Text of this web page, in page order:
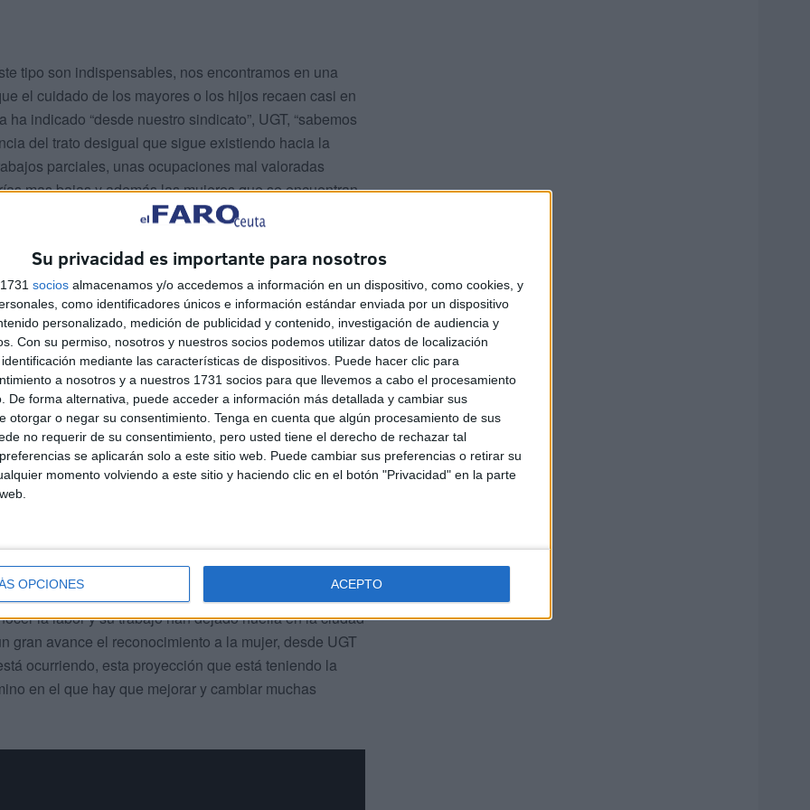
Su privacidad es importante para nosotros
socios almacenamos y/o accedemos a información en un dispositivo, como cookies, y
como identificadores únicos e información estándar enviada por un dispositivo
personalizado, medición de publicidad y contenido, investigación de audiencia y
Con su permiso, nosotros y nuestros socios podemos utilizar datos de localización
mediante las características de dispositivos. Puede hacer clic para
a nosotros y a nuestros 1731 socios para que llevemos a cabo el procesamiento
De forma alternativa, puede acceder a información más detallada y cambiar sus
otorgar o negar su consentimiento. Tenga en cuenta que algún procesamiento de sus
no requerir de su consentimiento, pero usted tiene el derecho de rechazar tal
se aplicarán solo a este sitio web. Puede cambiar sus preferencias o retirar su
momento volviendo a este sitio y haciendo clic en el botón "Privacidad" en la parte
OPCIONES ACEPTO
tipo son indispensables, nos encontramos en una
el cuidado de los mayores o los hijos recaen casi en
indicado “desde nuestro sindicato”, UGT, “sabemos
del trato desigual que sigue existiendo hacia la
parciales, unas ocupaciones mal valoradas
mas bajas y además las mujeres que se encuentran
infravalorados”.
con la profesión de enfermera especialmente
diez profesionales de nuestra ciudad, según una
también se habló en La Tertulia de Cope
que las mujeres están recibiendo durante esta
la labor y su trabajo han dejado huella en la ciudad
gran avance el reconocimiento a la mujer, desde UGT
ocurriendo, esta proyección que está teniendo la
en el que hay que mejorar y cambiar muchas